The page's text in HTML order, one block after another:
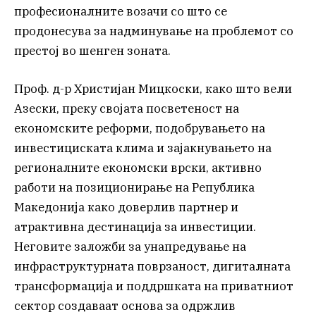
професионалните возачи со што се
продонесува за надминување на проблемот со
престој во шенген зоната.
Проф. д-р Христијан Мицкоски, како што вели
Азески, преку својата посветеност на
економските реформи, подобрувањето на
инвестициската клима и зајакнувањето на
регионалните економски врски, активно
работи на позиционирање на Република
Македонија како доверлив партнер и
атрактивна дестинација за инвестиции.
Неговите заложби за унапредување на
инфраструктурната поврзаност, дигиталната
трансформација и поддршката на приватниот
сектор создаваат основа за одржлив